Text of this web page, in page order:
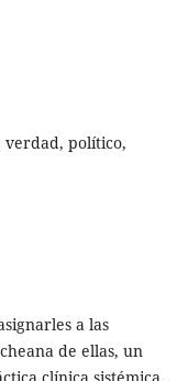
verdad, político,
a las
de ellas, un